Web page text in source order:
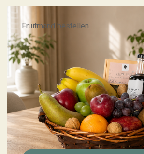
Fruitmand bestellen